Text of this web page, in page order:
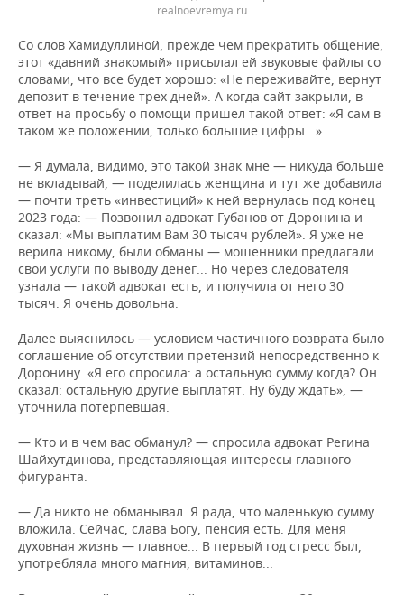
realnoevremya.ru
Со слов Хамидуллиной, прежде чем прекратить общение,
этот «давний знакомый» присылал ей звуковые файлы со
словами, что все будет хорошо: «Не переживайте, вернут
депозит в течение трех дней». А когда сайт закрыли, в
ответ на просьбу о помощи пришел такой ответ: «Я сам в
таком же положении, только большие цифры...»
— Я думала, видимо, это такой знак мне — никуда больше
не вкладывай, — поделилась женщина и тут же добавила
— почти треть «инвестиций» к ней вернулась под конец
2023 года: — Позвонил адвокат Губанов от Доронина и
сказал: «Мы выплатим Вам 30 тысяч рублей». Я уже не
верила никому, были обманы — мошенники предлагали
свои услуги по выводу денег... Но через следователя
узнала — такой адвокат есть, и получила от него 30
тысяч. Я очень довольна.
Далее выяснилось — условием частичного возврата было
соглашение об отсутствии претензий непосредственно к
Доронину. «Я его спросила: а остальную сумму когда? Он
сказал: остальную другие выплатят. Ну буду ждать», —
уточнила потерпевшая.
— Кто и в чем вас обманул? — спросила адвокат Регина
Шайхутдинова, представляющая интересы главного
фигуранта.
— Да никто не обманывал. Я рада, что маленькую сумму
вложила. Сейчас, слава Богу, пенсия есть. Для меня
духовная жизнь — главное... В первый год стресс был,
употребляла много магния, витаминов...